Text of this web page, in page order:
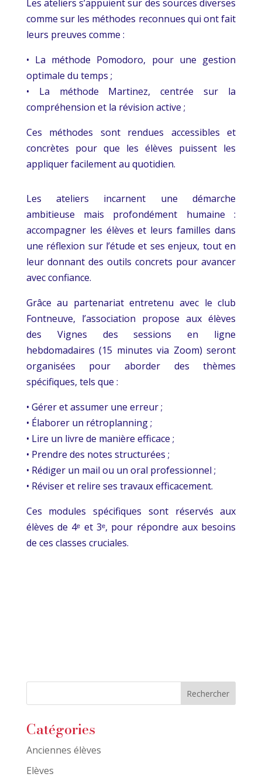
Les ateliers s’appuient sur des sources diverses
comme sur les méthodes reconnues qui ont fait
leurs preuves comme :
• La méthode Pomodoro, pour une gestion
optimale du temps ;
• La méthode Martinez, centrée sur la
compréhension et la révision active ;
Ces méthodes sont rendues accessibles et
concrètes pour que les élèves puissent les
appliquer facilement au quotidien.
Les ateliers incarnent une démarche
ambitieuse mais profondément humaine :
accompagner les élèves et leurs familles dans
une réflexion sur l’étude et ses enjeux, tout en
leur donnant des outils concrets pour avancer
avec confiance.
Grâce au partenariat entretenu avec le club
Fontneuve, l’association propose aux élèves
des Vignes des sessions en ligne
hebdomadaires (15 minutes via Zoom) seront
organisées pour aborder des thèmes
spécifiques, tels que :
• Gérer et assumer une erreur ;
• Élaborer un rétroplanning ;
• Lire un livre de manière efficace ;
• Prendre des notes structurées ;
• Rédiger un mail ou un oral professionnel ;
• Réviser et relire ses travaux efficacement.
Ces modules spécifiques sont réservés aux
élèves de 4ᵉ et 3ᵉ, pour répondre aux besoins
de ces classes cruciales.
Catégories
Anciennes élèves
Elèves